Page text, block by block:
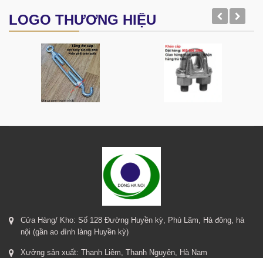
LOGO THƯƠNG HIỆU
Cửa Hàng/ Kho: Số 128 Đường Huyền kỳ, Phú Lãm, Hà đông, hà
nội (gần ao đình làng Huyền kỳ)
Xưởng sản xuất: Thanh Liêm, Thanh Nguyên, Hà Nam